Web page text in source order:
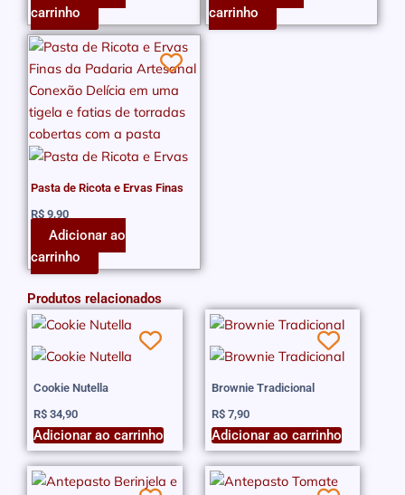
carrinho
carrinho
Pasta de Ricota e Ervas Finas
R$ 9,90
Adicionar ao
carrinho
Produtos relacionados
Cookie Nutella
R$ 34,90
Adicionar ao carrinho
Brownie Tradicional
R$7,90
Adicionar ao carrinho